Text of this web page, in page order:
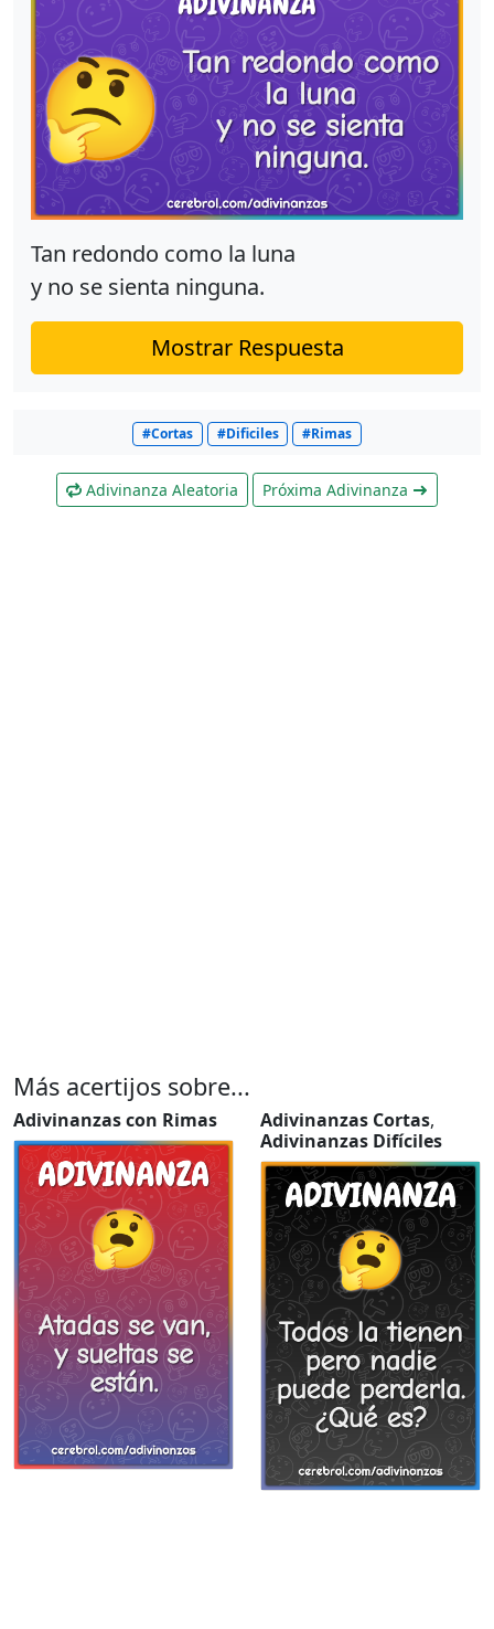
Tan redondo como la luna
y no se sienta ninguna.
Mostrar Respuesta
#Cortas #Dificiles #Rimas
Adivinanza Aleatoria Próxima Adivinanza
Más acertijos sobre...
Adivinanzas con Rimas Adivinanzas Cortas,
Adivinanzas Difíciles